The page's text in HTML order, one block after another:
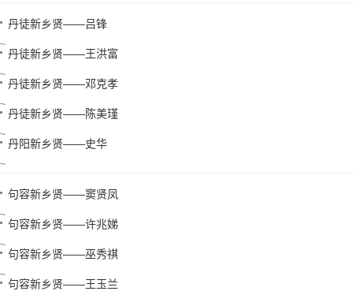
丹徒新乡贤——吕锋
丹徒新乡贤——王洪富
丹徒新乡贤——邓克孝
丹徒新乡贤——陈美瑾
丹阳新乡贤——史华
句容新乡贤——窦贤凤
句容新乡贤——许兆娣
句容新乡贤——巫秀祺
句容新乡贤——王玉兰